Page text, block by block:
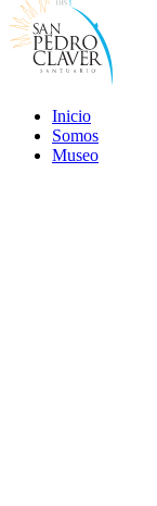
Inicio
Somos
Museo